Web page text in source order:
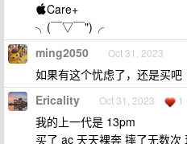
Care+
╮(￣▽￣")╭
ming2050 Oct 31, 2023
如果有这个忧虑了，还是买吧
Ericality Oct 31, 2023 1
我的上一代是 13pm
买了 ac 天天裸奔 摔了无数